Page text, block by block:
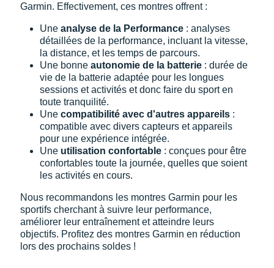
Garmin. Effectivement, ces montres offrent :
Une analyse de la Performance : analyses
détaillées de la performance, incluant la vitesse,
la distance, et les temps de parcours.
Une bonne autonomie de la batterie : durée de
vie de la batterie adaptée pour les longues
sessions et activités et donc faire du sport en
toute tranquilité.
Une compatibilité avec d'autres appareils :
compatible avec divers capteurs et appareils
pour une expérience intégrée.
Une utilisation confortable : conçues pour être
confortables toute la journée, quelles que soient
les activités en cours.
Nous recommandons les montres Garmin pour les
sportifs cherchant à suivre leur performance,
améliorer leur entraînement et atteindre leurs
objectifs. Profitez des montres Garmin en réduction
lors des prochains soldes !